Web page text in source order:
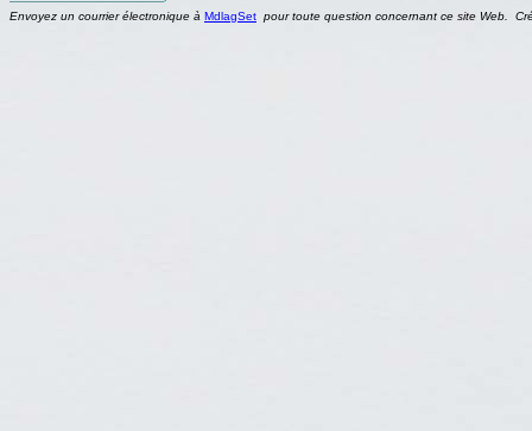
Envoyez un courrier électronique à MdlagSet pour toute question concernant ce site Web.